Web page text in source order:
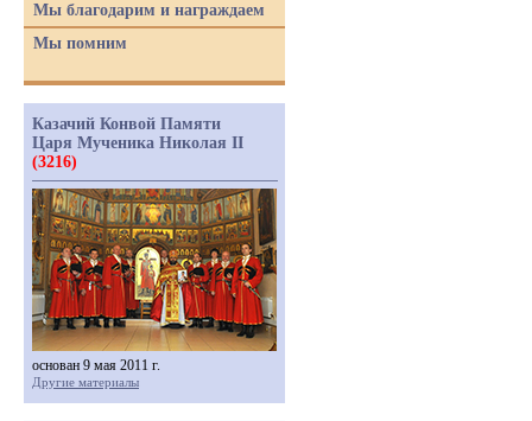
Мы благодарим и награждаем
Мы помним
Казачий Конвой Памяти
Царя Мученика Николая II
(3216)
основан 9 мая 2011 г.
Другие материалы